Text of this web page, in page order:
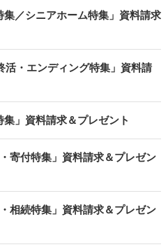
／シニアホーム特集」資料請求
活・エンディング特集」資料請
」資料請求＆プレゼント
寄付特集」資料請求＆プレゼン
相続特集」資料請求＆プレゼン